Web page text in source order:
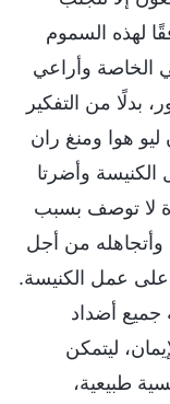
لهذه السموم
الخاصة وأراعي
بدلًا من التفكير
هوا ومنغ ران
وأضرتا
لا توصف بسبب
وأتجاهله من أجل
عمل الكنيسة.
أضداد
ليتمكن
طبيعية،